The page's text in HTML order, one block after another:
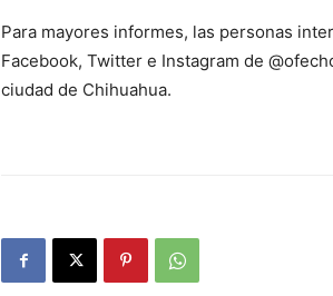
Para mayores informes, las personas
Facebook, Twitter e Instagram de
ciudad de Chihuahua.